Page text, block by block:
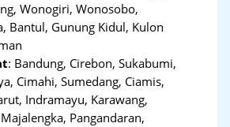
Wonogiri, Wonosobo,
Bantul, Gunung Kidul, Kulon
: Bandung, Cirebon, Sukabumi,
Cimahi, Sumedang, Ciamis,
Indramayu, Karawang,
Pangandaran,